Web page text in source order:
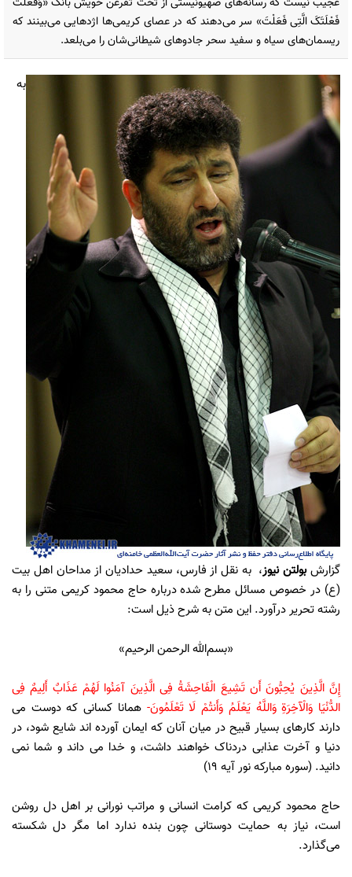
فَعْلَتَکَ الَّتِی فَعَلْتَ» سر می‌دهند که در عصای کریمی‌ها اژدهایی می‌بینند که
ریسمان‌های سیاه و سفید سحر جادوهای شیطانی‌شان را می‌بلعد.
به
گزارشبولتن نیوز،به نقل از فارس، سعید حدادیان از مداحان اهل بیت
(ع) در خصوص مسائل مطرح شده درباره حاج محمود کریمی متنی را به
رشته تحریر درآورد. این متن به شرح ذیل است:
«بسم‌الله الرحمن الرحیم»
إِنَّ الَّذِینَ یُحِبُّونَ أَن تَشِیعَ الْفَاحِشَةُ فِی الَّذِینَ آمَنُوا لَهُمْ عَذَابٌ أَلِیمٌ فِی
الدُّنْیَا وَالْآخِرَةِ وَاللَّهُ یَعْلَمُ وَأَنتُمْ لَا تَعْلَمُونَ- همانا کسانی که دوست می
دارند کارهای بسیار قبیح در میان آنان که ایمان آورده اند شایع شود، در
دنیا و آخرت عذابی دردناک خواهند داشت، و خدا می داند و شما نمی
دانید. (سوره مبارکه نور آیه 19)
حاج محمود کریمی که کرامت انسانی و مراتب نورانی بر اهل دل روشن
است، نیاز به حمایت دوستانی چون بنده ندارد اما مگر دل شکسته
می‌گذارد.